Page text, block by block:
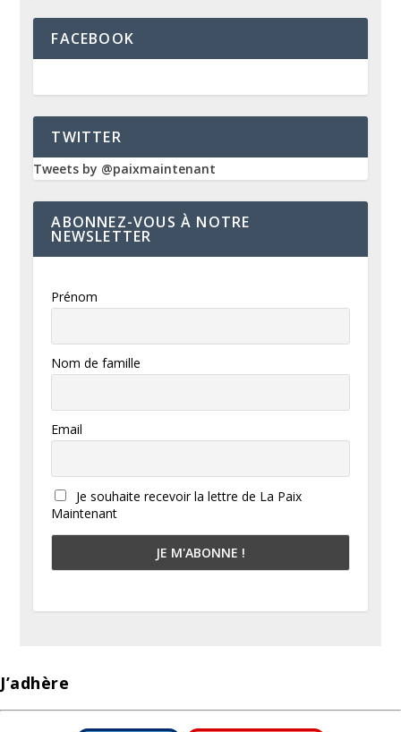
FACEBOOK
TWITTER
Tweets by @paixmaintenant
ABONNEZ-VOUS À NOTRE
NEWSLETTER
Prénom
Nom de famille
Email
Je souhaite recevoir la lettre de La Paix
Maintenant
J’adhère